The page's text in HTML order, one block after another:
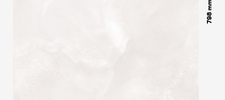
798